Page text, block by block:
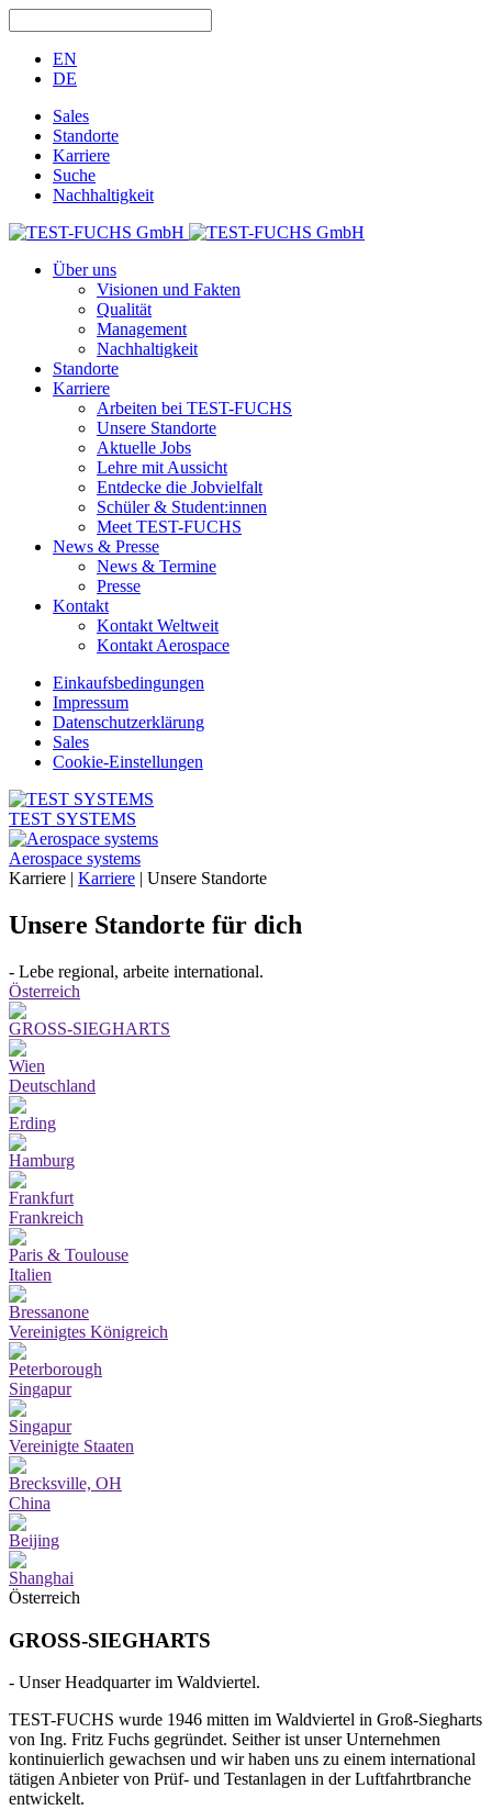
EN
DE
Sales
Standorte
Karriere
Suche
Nachhaltigkeit
Über uns
Visionen und Fakten
Qualität
Management
Nachhaltigkeit
Standorte
Karriere
Arbeiten bei TEST-FUCHS
Unsere Standorte
Aktuelle Jobs
Lehre mit Aussicht
Entdecke die Jobvielfalt
Schüler & Student:innen
Meet TEST-FUCHS
News & Presse
News & Termine
Presse
Kontakt
Kontakt Weltweit
Kontakt Aerospace
Einkaufsbedingungen
Impressum
Datenschutzerklärung
Sales
Cookie-Einstellungen
TEST SYSTEMS
Aerospace systems
Karriere | Karriere | Unsere Standorte
Unsere Standorte für dich
- Lebe regional, arbeite international.
Österreich
GROSS-SIEGHARTS
Wien
Deutschland
Erding
Hamburg
Frankfurt
Frankreich
Paris & Toulouse
Italien
Bressanone
Vereinigtes Königreich
Peterborough
Singapur
Singapur
Vereinigte Staaten
Brecksville, OH
China
Beijing
Shanghai
Österreich
GROSS-SIEGHARTS
- Unser Headquarter im Waldviertel.
TEST-FUCHS wurde 1946 mitten im Waldviertel in Groß-Siegharts
von Ing. Fritz Fuchs gegründet. Seither ist unser Unternehmen
kontinuierlich gewachsen und wir haben uns zu einem international
tätigen Anbieter von Prüf- und Testanlagen in der Luftfahrtbranche
entwickelt.